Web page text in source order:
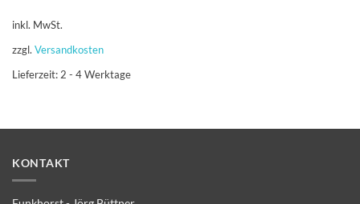
inkl. MwSt.
zzgl. Versandkosten
Lieferzeit:2 - 4 Werktage
KONTAKT